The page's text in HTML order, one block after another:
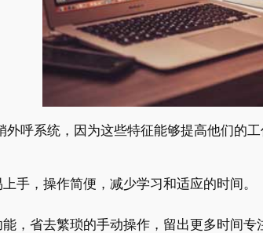
呼系统，因为这些特征能够提高他们的
手，操作简便，减少学习和适应的时间。
，省去繁琐的手动操作，留出更多时间专